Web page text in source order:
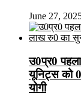
June 27,
उ0प्र0
यूनिट्स को
योगी